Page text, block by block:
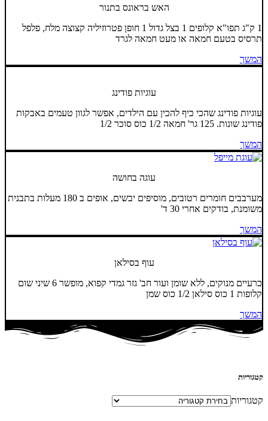
האש בראונס בתנור
1 ק"ג תפו"א קלופים 1 בצל גדול 1 חופן פטרוזיליה קצוצה מלח, פלפל
תרסיס בטעם חמאה או מעט חמאה לגרד
המשך
עוגיות פודינג
עוגיות פודינג שהכי כיף להכין עם הילדים, אפשר לגוון טעמים באבקות
פודינג שונות. 125 גר' חמאה 1/2 כוס סוכר 1/2
המשך
עוגה בחושה
מערבבים חומרים רטובים, מוסיפים יבשים, אופים ב 180 מעלות בתבנית
משומנת, בודקים אחרי 30 ד'
המשך
עוף בסילאן
כרעיים מנוקים, ללא שומן ועור חב' גזר גמדי קפוא, מופשר 6 שיני שום
קלופות 1 כוס סילאן 1/2 כוס שמן
המשך
קטגוריות
קטגוריות